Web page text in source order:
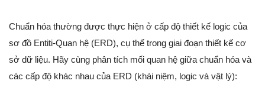
Chuẩn hóa thường được thực hiện ở cấp độ thiết kế logic của
sơ đồ Entiti-Quan hệ (ERD), cụ thể trong giai đoạn thiết kế cơ
sở dữ liệu. Hãy cùng phân tích mối quan hệ giữa chuẩn hóa và
các cấp độ khác nhau của ERD (khái niệm, logic và vật lý):